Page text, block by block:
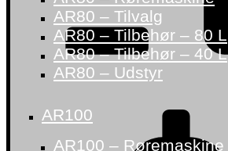
AR80 – Tilvalg
AR80 – Tilbehør – 80 L
AR80 – Tilbehør – 40 L
AR80 – Udstyr
AR100
AR100 – Røremaskine